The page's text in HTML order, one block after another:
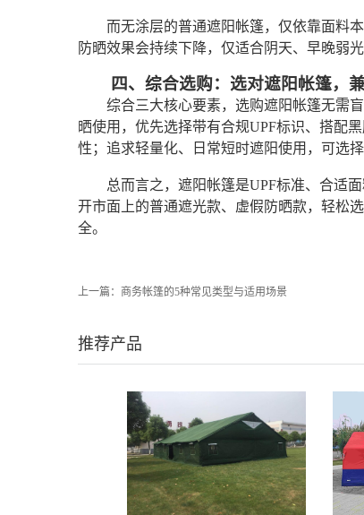
而无涂层的普通遮阳帐篷，仅依靠面料
防晒效果会持续下降，仅适合阴天、早晚弱
四、综合选购：选对遮阳帐篷，
综合三大核心要素，选购遮阳帐篷无需
晒使用，优先选择带有合规UPF标识、搭配
性；追求轻量化、日常短时遮阳使用，可选
总而言之，遮阳帐篷是UPF标准、合适
开市面上的普通遮光款、虚假防晒款，轻松
全。
上一篇： 商务帐篷的5种常见类型与适用场景
推荐产品